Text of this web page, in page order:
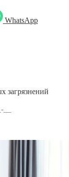
WhatsApp
загрязнений